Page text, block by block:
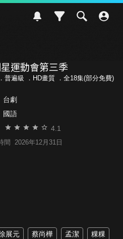
運動會第三季
普遍級 ．HD畫質 ．全18集(部分免費)
台劇
國語
4.1
間 2026年12月31日
展元 蔡尚樺 孟潔
粿粿